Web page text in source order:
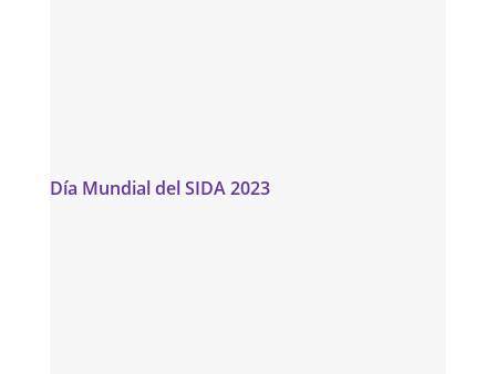
Día Mundial del SIDA 2023